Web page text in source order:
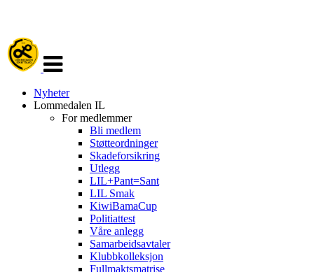
navigasjon
Nyheter
Lommedalen IL
For medlemmer
Bli medlem
Støtteordninger
Skadeforsikring
Utlegg
LIL+Pant=Sant
LIL Smak
KiwiBamaCup
Politiattest
Våre anlegg
Samarbeidsavtaler
Klubbkolleksjon
Fullmaktsmatrise